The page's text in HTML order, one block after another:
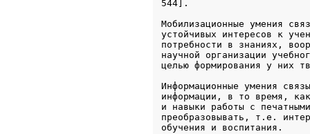
544].
Мобилизационные умения
устойчивых интересов к
потребности в знаниях,
научной организации
целью формирования у них
Информационные умения
информации, в то время,
и навыки работы с
преобразовывать, т.е.
обучения и воспитания.